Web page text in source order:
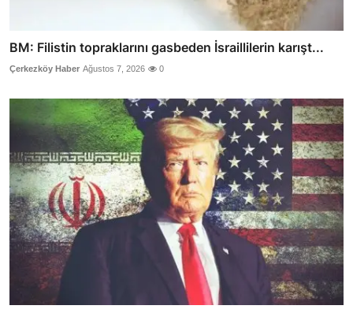
BM: Filistin topraklarını gasbeden İsraillilerin karışt...
Çerkezköy Haber Ağustos 7, 2026 0